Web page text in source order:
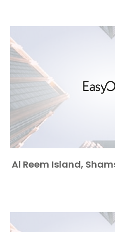
Al Reem Island,